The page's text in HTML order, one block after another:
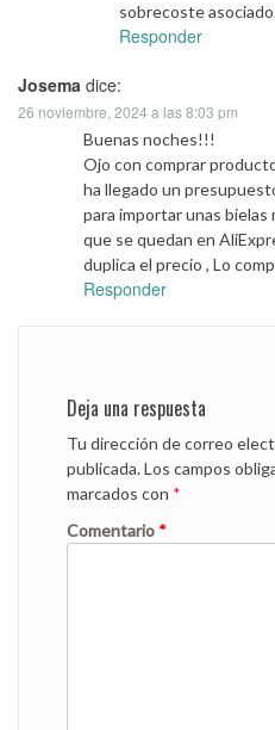
sobrecoste
Responder
Josema dice:
26 noviembre, 2024 a las 8:03 pm
Buenas noches!!!
Ojo con comprar
ha llegado un
para importar unas
que se quedan en
duplica el precio , Lo
Responder
Deja una respuesta
Tu dirección de correo
publicada.Los campos
marcados con *
Comentario *